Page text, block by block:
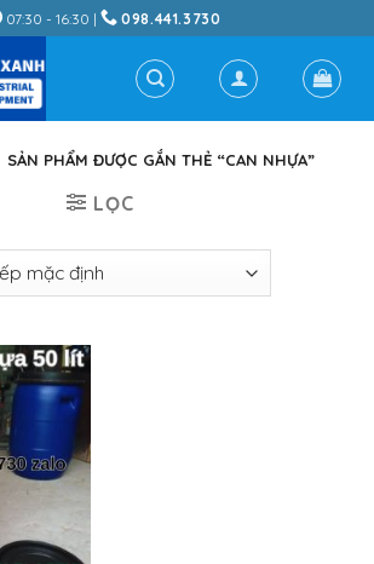
07:30 - 16:30 | 098.441.3730
SẢN PHẨM ĐƯỢC GẮN THẺ “CAN NHỰA”
LỌC